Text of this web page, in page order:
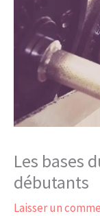
Les bases
débutants
Laisser un